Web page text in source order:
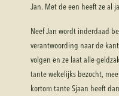
Jan. Met de een heeft ze al
Neef Jan wordt inderdaad
verantwoording naar de
volgen en ze laat alle
tante wekelijks bezocht,
kortom tante Sjaan heeft